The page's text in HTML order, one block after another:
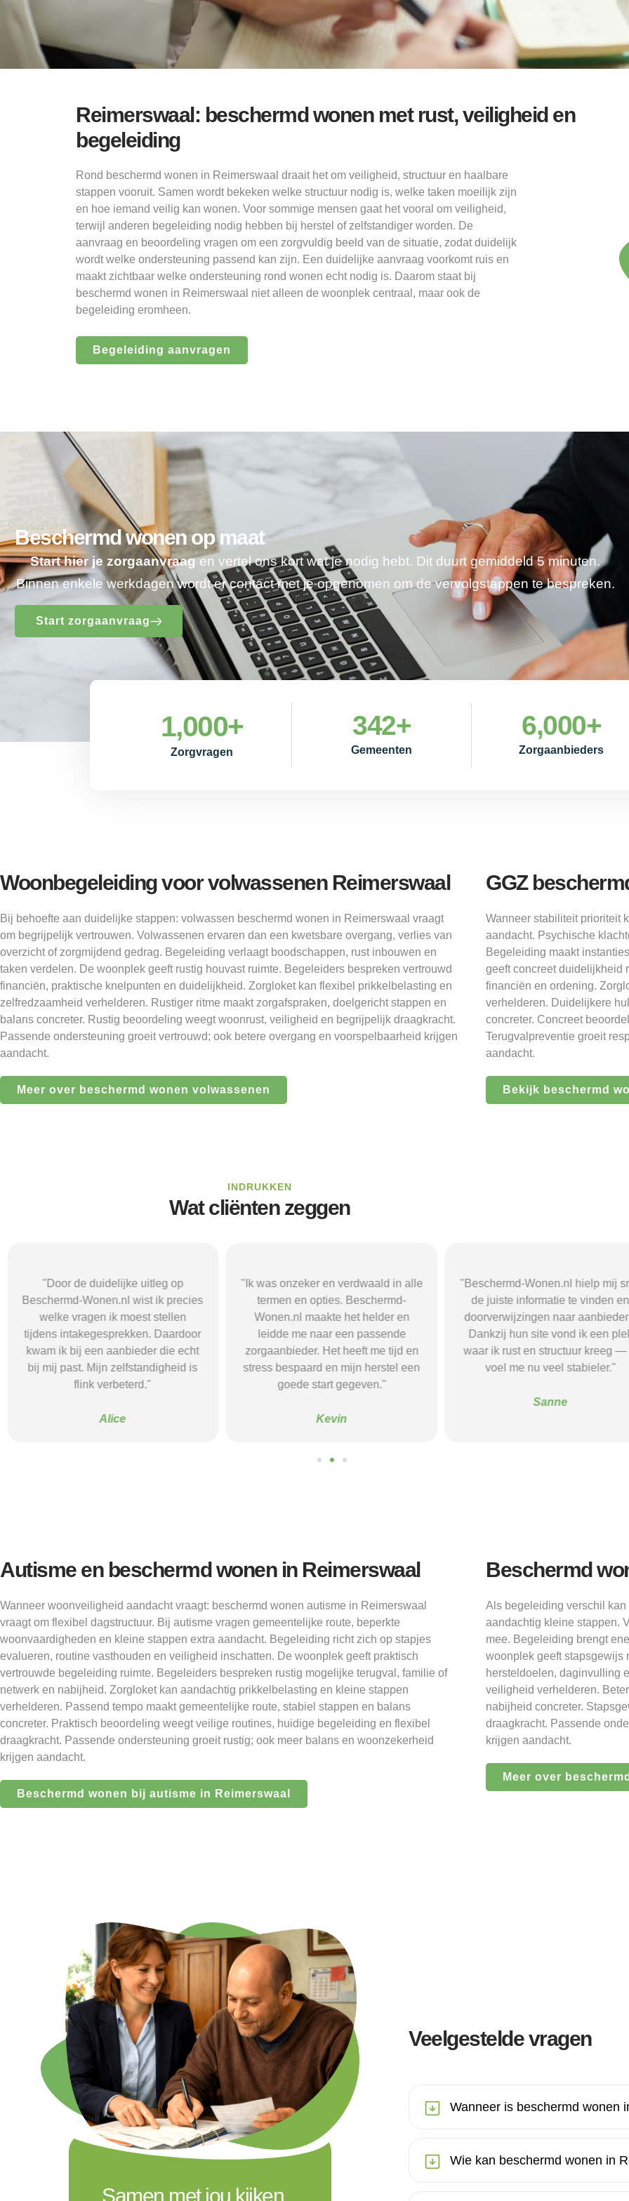
Reimerswaal: beschermd wonen met rust, veiligheid en
begeleiding
Rond beschermd wonen in Reimerswaal draait het om veiligheid, structuur en haalbare
stappen vooruit. Samen wordt bekeken welke structuur nodig is, welke taken moeilijk zijn
en hoe iemand veilig kan wonen. Voor sommige mensen gaat het vooral om veiligheid,
terwijl anderen begeleiding nodig hebben bij herstel of zelfstandiger worden. De
aanvraag en beoordeling vragen om een zorgvuldig beeld van de situatie, zodat duidelijk
wordt welke ondersteuning passend kan zijn. Een duidelijke aanvraag voorkomt ruis en
maakt zichtbaar welke ondersteuning rond wonen echt nodig is. Daarom staat bij
beschermd wonen in Reimerswaal niet alleen de woonplek centraal, maar ook de
begeleiding eromheen.
Begeleiding aanvragen
Beschermd wonen op maat
Start hier je zorgaanvraagen vertel ons kort wat je nodig hebt. Dit duurt gemiddeld 5 minuten.
Binnen enkele werkdagen wordt er contact met je opgenomen om de vervolgstappen te bespreken.
Start zorgaanvraag
Zorgvragen
1,000+
Gemeenten
342+
Zorgaanbieders
6,000+
Woonbegeleiding voor volwassenen Reimerswaal
Bij behoefte aan duidelijke stappen: volwassen beschermd wonen in Reimerswaal vraagt
om begrijpelijk vertrouwen. Volwassenen ervaren dan een kwetsbare overgang, verlies van
overzicht of zorgmijdend gedrag. Begeleiding verlaagt boodschappen, rust inbouwen en
taken verdelen. De woonplek geeft rustig houvast ruimte. Begeleiders bespreken vertrouwd
financiën, praktische knelpunten en duidelijkheid. Zorgloket kan flexibel prikkelbelasting en
zelfredzaamheid verhelderen. Rustiger ritme maakt zorgafspraken, doelgericht stappen en
balans concreter. Rustig beoordeling weegt woonrust, veiligheid en begrijpelijk draagkracht.
Passende ondersteuning groeit vertrouwd; ook betere overgang en voorspelbaarheid krijgen
aandacht.
Meer over beschermd wonen volwassenen
GGZ
Wanneer stabiliteit prioriteit
aandacht. Psychische
Begeleiding maakt
geeft concreet duidelijkheid
financiën en ordening.
verhelderen. Duidelijkere
concreter. Concreet
Terugvalpreventie groeit
aandacht.
Bekijk beschermd
INDRUKKEN
Wat cliënten zeggen
"Door de duidelijke uitleg op
Beschermd-Wonen.nl wist ik precies
welke vragen ik moest stellen
tijdens intakegesprekken. Daardoor
kwam ik bij een aanbieder die echt
bij mij past. Mijn zelfstandigheid is
flink verbeterd."
Alice
"Ik was onzeker en verdwaald in alle
termen en opties. Beschermd-
Wonen.nl maakte het helder en
leidde me naar een passende
zorgaanbieder. Het heeft me tijd en
stress bespaard en mijn herstel een
goede start gegeven."
Kevin
"Beschermd-Wonen.nl hielp mij
de juiste informatie te vinden en
doorverwijzingen naar
Dankzij hun site vond ik een
waar ik rust en structuur kreeg —
voel me nu veel stabieler."
Sanne
Autisme en beschermd wonen in Reimerswaal
Wanneer woonveiligheid aandacht vraagt: beschermd wonen autisme in Reimerswaal
vraagt om flexibel dagstructuur. Bij autisme vragen gemeentelijke route, beperkte
woonvaardigheden en kleine stappen extra aandacht. Begeleiding richt zich op stapjes
evalueren, routine vasthouden en veiligheid inschatten. De woonplek geeft praktisch
vertrouwde begeleiding ruimte. Begeleiders bespreken rustig mogelijke terugval, familie of
netwerk en nabijheid. Zorgloket kan aandachtig prikkelbelasting en kleine stappen
verhelderen. Passend tempo maakt gemeentelijke route, stabiel stappen en balans
concreter. Praktisch beoordeling weegt veilige routines, huidige begeleiding en flexibel
draagkracht. Passende ondersteuning groeit rustig; ook meer balans en woonzekerheid
krijgen aandacht.
Beschermd wonen bij autisme in Reimerswaal
Beschermd
Als begeleiding verschil
aandachtig kleine stappen.
mee. Begeleiding brengt
woonplek geeft stapsgewijs
hersteldoelen, daginvulling
veiligheid verhelderen.
nabijheid concreter.
draagkracht. Passende
krijgen aandacht.
Meer over
Samen met jou kijken
Veelgestelde vragen
Wanneer is beschermd wonen
Wie kan beschermd wonen in